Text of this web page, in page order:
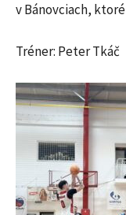
v Bánovciach,
Tréner: Peter Tkáč